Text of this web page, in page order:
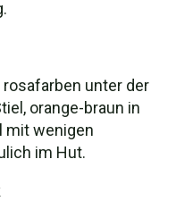
unter der
orange-braun in
mit wenigen
im Hut.